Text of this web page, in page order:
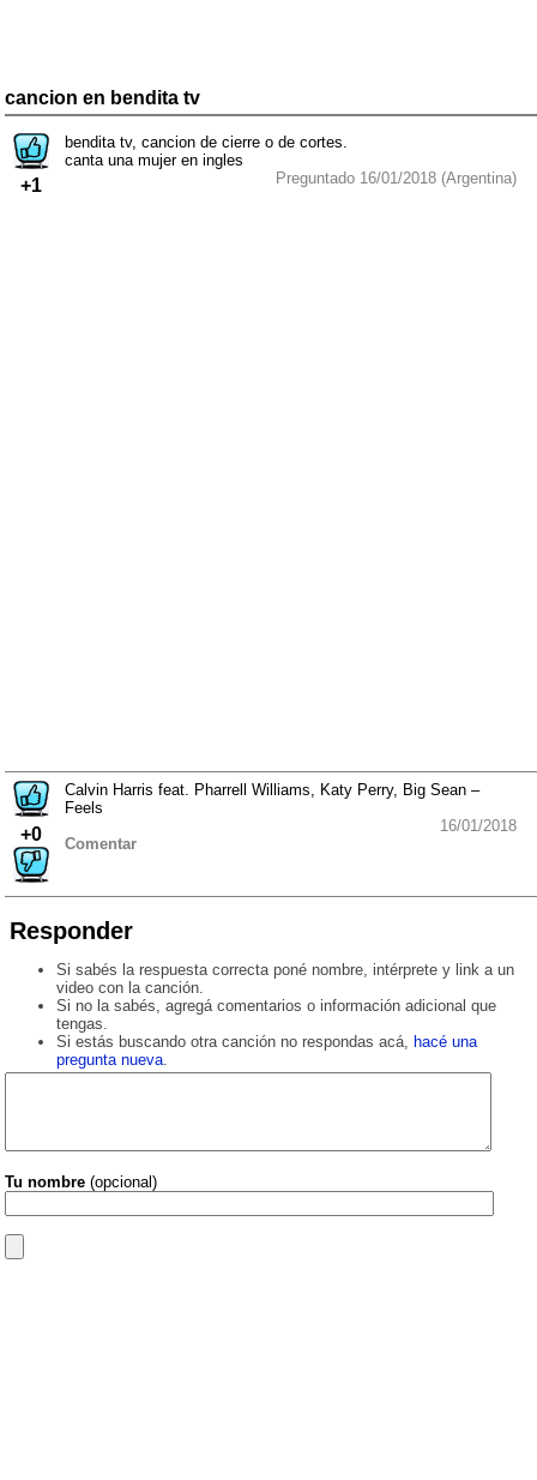
cancion en bendita tv
+1
bendita tv, cancion de cierre o de cortes.
canta una mujer en ingles
Preguntado 16/01/2018 (Argentina)
+0
Calvin Harris feat. Pharrell Williams, Katy Perry, Big Sean –
Feels
16/01/2018
Comentar
Responder
Si sabés la respuesta correcta poné nombre, intérprete y link a un
video con la canción.
Si no la sabés, agregá comentarios o información adicional que
tengas.
Si estás buscando otra canción no respondas acá, hacé una
pregunta nueva.
Tu nombre (opcional)